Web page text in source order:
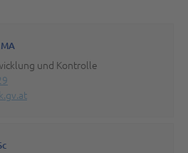
und Kontrolle